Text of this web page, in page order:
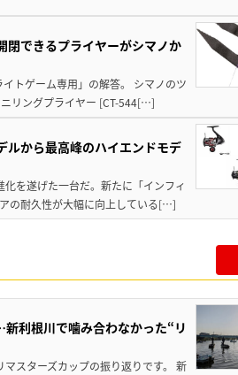
閉できるプライヤーがシマノか
トゲーム専用」の解答。 シマノのツ
リングプライヤー [CT-544[…]
ルから最高峰のハイエンドモデ
を遂げた一台だ。新たに「インフィ
の耐久性が大幅に向上している[…]
利根川で噛み合わなかった“リ
スターズカップの振り返りです。 新